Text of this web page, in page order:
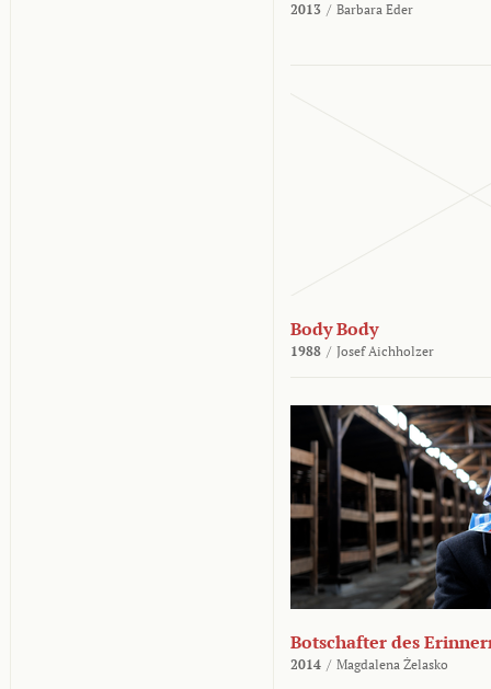
2013 / Barbara Eder
Body Body
1988 / Josef Aichholzer
Botschafter des
2014 / Magdalena Żelasko